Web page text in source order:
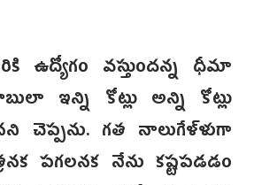
ఉద్యోగం వస్తుందన్న ధీమా
ఇన్ని కోట్లు అన్ని కోట్లు
చెప్పను. గత నాలుగేళ్ళుగా
పగలనక నేను కష్టపడడం